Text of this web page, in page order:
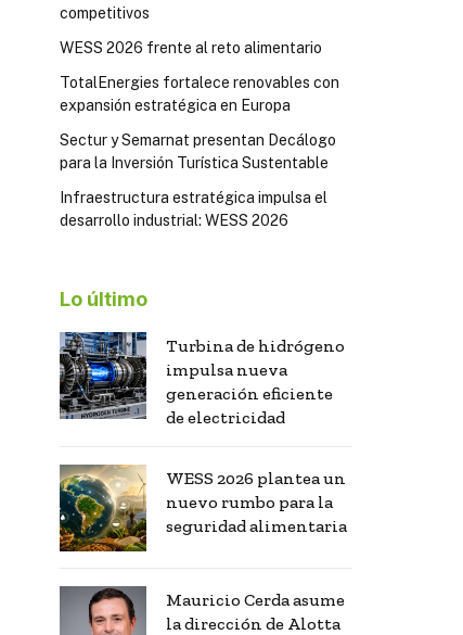
competitivos
WESS 2026 frente al reto alimentario
TotalEnergies fortalece renovables con
expansión estratégica en Europa
Sectur y Semarnat presentan Decálogo
para la Inversión Turística Sustentable
Infraestructura estratégica impulsa el
desarrollo industrial: WESS 2026
Lo último
Turbina de hidrógeno
impulsa nueva
generación eficiente
de electricidad
WESS 2026 plantea un
nuevo rumbo para la
seguridad alimentaria
Mauricio Cerda asume
la dirección de Alotta